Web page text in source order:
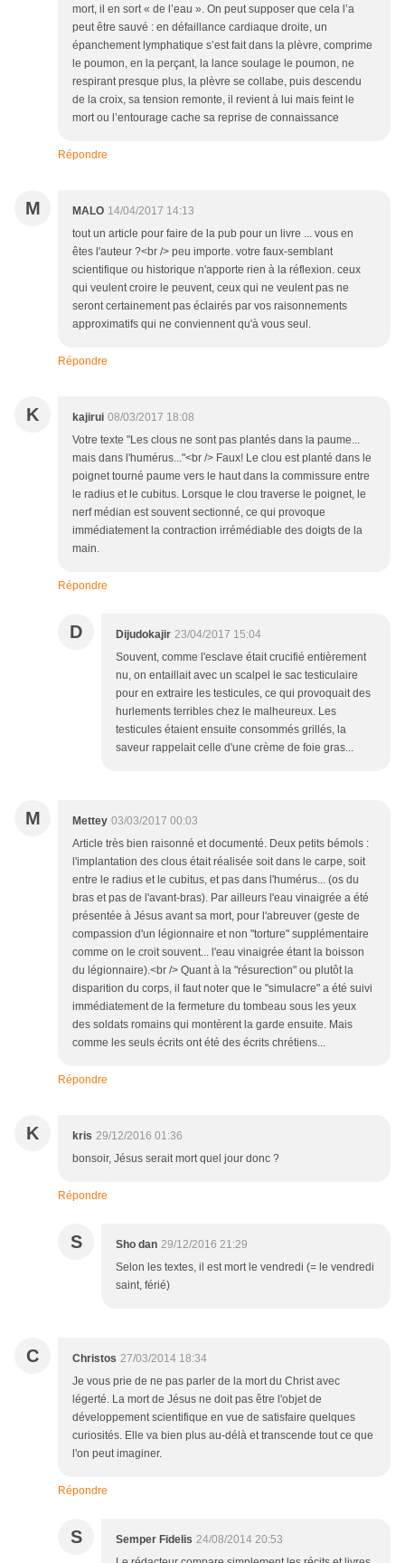
mort, il en sort « de l’eau ». On peut supposer que cela l’a
peut être sauvé : en défaillance cardiaque droite, un
épanchement lymphatique s’est fait dans la plèvre, comprime
le poumon, en la perçant, la lance soulage le poumon, ne
respirant presque plus, la plèvre se collabe, puis descendu
de la croix, sa tension remonte, il revient à lui mais feint le
mort ou l’entourage cache sa reprise de connaissance
Répondre
M MALO 14/04/2017 14:13
tout un article pour faire de la pub pour un livre ... vous en
êtes l'auteur ?<br /> peu importe. votre faux-semblant
scientifique ou historique n'apporte rien à la réflexion. ceux
qui veulent croire le peuvent, ceux qui ne veulent pas ne
seront certainement pas éclairés par vos raisonnements
approximatifs qui ne conviennent qu'à vous seul.
Répondre
K kajirui 08/03/2017 18:08
Votre texte "Les clous ne sont pas plantés dans la paume...
mais dans l'humérus..."<br /> Faux! Le clou est planté dans le
poignet tourné paume vers le haut dans la commissure entre
le radius et le cubitus. Lorsque le clou traverse le poignet, le
nerf médian est souvent sectionné, ce qui provoque
immédiatement la contraction irrémédiable des doigts de la
main.
Répondre
D Dijudokajir 23/04/2017 15:04
Souvent, comme l'esclave était crucifié entièrement
nu, on entaillait avec un scalpel le sac testiculaire
pour en extraire les testicules, ce qui provoquait des
hurlements terribles chez le malheureux. Les
testicules étaient ensuite consommés grillés, la
saveur rappelait celle d'une crème de foie gras...
M Mettey 03/03/2017 00:03
Article très bien raisonné et documenté. Deux petits bémols :
l'implantation des clous était réalisée soit dans le carpe, soit
entre le radius et le cubitus, et pas dans l'humérus... (os du
bras et pas de l'avant-bras). Par ailleurs l'eau vinaigrée a été
présentée à Jésus avant sa mort, pour l'abreuver (geste de
compassion d'un légionnaire et non "torture" supplémentaire
comme on le croit souvent... l'eau vinaigrée étant la boisson
du légionnaire).<br /> Quant à la "résurection" ou plutôt la
disparition du corps, il faut noter que le "simulacre" a été suivi
immédiatement de la fermeture du tombeau sous les yeux
des soldats romains qui montèrent la garde ensuite. Mais
comme les seuls écrits ont été des écrits chrétiens...
Répondre
K kris 29/12/2016 01:36
bonsoir, Jésus serait mort quel jour donc ?
Répondre
S Sho dan 29/12/2016 21:29
Selon les textes, il est mort le vendredi (= le vendredi
saint, férié)
C Christos 27/03/2014 18:34
Je vous prie de ne pas parler de la mort du Christ avec
légerté. La mort de Jésus ne doit pas être l'objet de
développement scientifique en vue de satisfaire quelques
curiosités. Elle va bien plus au-délà et transcende tout ce que
l'on peut imaginer.
Répondre
S Semper Fidelis 24/08/2014 20:53